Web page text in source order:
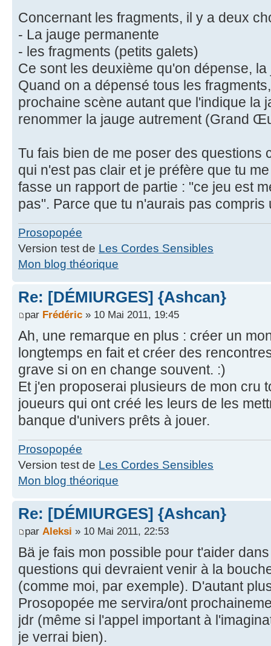
Concernant les fragments, il y a deux
- La jauge permanente
- les fragments (petits galets)
Ce sont les deuxième qu'on dépense,
Quand on a dépensé tous les
prochaine scène autant que l'indique la
renommer la jauge autrement (Grand
Tu fais bien de me poser des questions
qui n'est pas clair et je préfère que tu
fasse un rapport de partie : "ce jeu est
pas". Parce que tu n'aurais pas compris
Prosopopée
Version test de Les Cordes Sensibles
Mon blog théorique
Re: [DÉMIURGES] {Ashcan}
par Frédéric » 10 Mai 2011, 19:45
Ah, une remarque en plus : créer un
longtemps en fait et créer des
grave si on en change souvent. :)
Et j'en proposerai plusieurs de mon cru
joueurs qui ont créé les leurs de les
banque d'univers prêts à jouer.
Prosopopée
Version test de Les Cordes Sensibles
Mon blog théorique
Re: [DÉMIURGES] {Ashcan}
par Aleksi » 10 Mai 2011, 22:53
Bä je fais mon possible pour t'aider
questions qui devraient venir à la
(comme moi, par exemple). D'autant
Prosopopée me servira/ont
jdr (même si l'appel important à
je verrai bien).